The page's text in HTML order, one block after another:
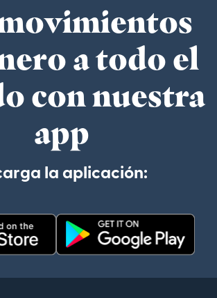
a todo el
con nuestra
app
la aplicación: